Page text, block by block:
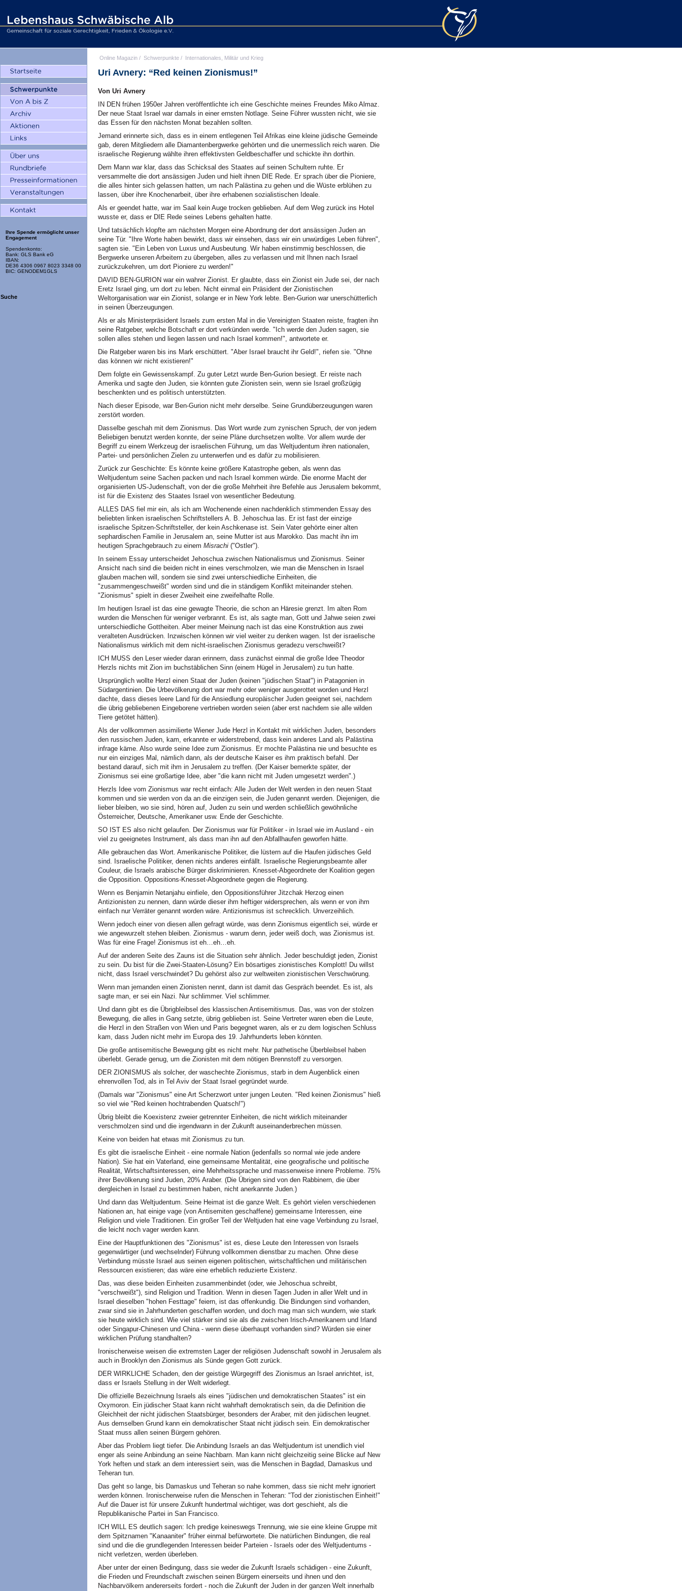
Ihre Spende ermöglicht unser
Engagement
Spendenkonto:
Bank: GLS Bank eG
IBAN:
DE36 4306 0967 8023 3348 00
BIC: GENODEM1GLS
Suche
Online Magazin / Schwerpunkte / Internationales, Militär und Krieg
Uri Avnery: “Red keinen Zionismus!”
Von Uri Avnery
IN DEN frühen 1950er Jahren veröffentlichte ich eine Geschichte meines Freundes Miko Almaz.
Der neue Staat Israel war damals in einer ernsten Notlage. Seine Führer wussten nicht, wie sie
das Essen für den nächsten Monat bezahlen sollten.
Jemand erinnerte sich, dass es in einem entlegenen Teil Afrikas eine kleine jüdische Gemeinde
gab, deren Mitgliedern alle Diamantenbergwerke gehörten und die unermesslich reich waren. Die
israelische Regierung wählte ihren effektivsten Geldbeschaffer und schickte ihn dorthin.
Dem Mann war klar, dass das Schicksal des Staates auf seinen Schultern ruhte. Er
versammelte die dort ansässigen Juden und hielt ihnen DIE Rede. Er sprach über die Pioniere,
die alles hinter sich gelassen hatten, um nach Palästina zu gehen und die Wüste erblühen zu
lassen, über ihre Knochenarbeit, über ihre erhabenen sozialistischen Ideale.
Als er geendet hatte, war im Saal kein Auge trocken geblieben. Auf dem Weg zurück ins Hotel
wusste er, dass er DIE Rede seines Lebens gehalten hatte.
Und tatsächlich klopfte am nächsten Morgen eine Abordnung der dort ansässigen Juden an
seine Tür. "Ihre Worte haben bewirkt, dass wir einsehen, dass wir ein unwürdiges Leben führen",
sagten sie. "Ein Leben von Luxus und Ausbeutung. Wir haben einstimmig beschlossen, die
Bergwerke unseren Arbeitern zu übergeben, alles zu verlassen und mit Ihnen nach Israel
zurückzukehren, um dort Pioniere zu werden!"
DAVID BEN-GURION war ein wahrer Zionist. Er glaubte, dass ein Zionist ein Jude sei, der nach
Eretz Israel ging, um dort zu leben. Nicht einmal ein Präsident der Zionistischen
Weltorganisation war ein Zionist, solange er in New York lebte. Ben-Gurion war unerschütterlich
in seinen Überzeugungen.
Als er als Ministerpräsident Israels zum ersten Mal in die Vereinigten Staaten reiste, fragten ihn
seine Ratgeber, welche Botschaft er dort verkünden werde. "Ich werde den Juden sagen, sie
sollen alles stehen und liegen lassen und nach Israel kommen!", antwortete er.
Die Ratgeber waren bis ins Mark erschüttert. "Aber Israel braucht ihr Geld!", riefen sie. "Ohne
das können wir nicht existieren!"
Dem folgte ein Gewissenskampf. Zu guter Letzt wurde Ben-Gurion besiegt. Er reiste nach
Amerika und sagte den Juden, sie könnten gute Zionisten sein, wenn sie Israel großzügig
beschenkten und es politisch unterstützten.
Nach dieser Episode, war Ben-Gurion nicht mehr derselbe. Seine Grundüberzeugungen waren
zerstört worden.
Dasselbe geschah mit dem Zionismus. Das Wort wurde zum zynischen Spruch, der von jedem
Beliebigen benutzt werden konnte, der seine Pläne durchsetzen wollte. Vor allem wurde der
Begriff zu einem Werkzeug der israelischen Führung, um das Weltjudentum ihren nationalen,
Partei- und persönlichen Zielen zu unterwerfen und es dafür zu mobilisieren.
Zurück zur Geschichte: Es könnte keine größere Katastrophe geben, als wenn das
Weltjudentum seine Sachen packen und nach Israel kommen würde. Die enorme Macht der
organisierten US-Judenschaft, von der die große Mehrheit ihre Befehle aus Jerusalem bekommt,
ist für die Existenz des Staates Israel von wesentlicher Bedeutung.
ALLES DAS fiel mir ein, als ich am Wochenende einen nachdenklich stimmenden Essay des
beliebten linken israelischen Schriftstellers A. B. Jehoschua las. Er ist fast der einzige
israelische Spitzen-Schriftsteller, der kein Aschkenase ist. Sein Vater gehörte einer alten
sephardischen Familie in Jerusalem an, seine Mutter ist aus Marokko. Das macht ihn im
heutigen Sprachgebrauch zu einem Misrachi ("Ostler").
In seinem Essay unterscheidet Jehoschua zwischen Nationalismus und Zionismus. Seiner
Ansicht nach sind die beiden nicht in eines verschmolzen, wie man die Menschen in Israel
glauben machen will, sondern sie sind zwei unterschiedliche Einheiten, die
"zusammengeschweißt" worden sind und die in ständigem Konflikt miteinander stehen.
"Zionismus" spielt in dieser Zweiheit eine zweifelhafte Rolle.
Im heutigen Israel ist das eine gewagte Theorie, die schon an Häresie grenzt. Im alten Rom
wurden die Menschen für weniger verbrannt. Es ist, als sagte man, Gott und Jahwe seien zwei
unterschiedliche Gottheiten. Aber meiner Meinung nach ist das eine Konstruktion aus zwei
veralteten Ausdrücken. Inzwischen können wir viel weiter zu denken wagen. Ist der israelische
Nationalismus wirklich mit dem nicht-israelischen Zionismus geradezu verschweißt?
ICH MUSS den Leser wieder daran erinnern, dass zunächst einmal die große Idee Theodor
Herzls nichts mit Zion im buchstäblichen Sinn (einem Hügel in Jerusalem) zu tun hatte.
Ursprünglich wollte Herzl einen Staat der Juden (keinen "jüdischen Staat") in Patagonien in
Südargentinien. Die Urbevölkerung dort war mehr oder weniger ausgerottet worden und Herzl
dachte, dass dieses leere Land für die Ansiedlung europäischer Juden geeignet sei, nachdem
die übrig gebliebenen Eingeborene vertrieben worden seien (aber erst nachdem sie alle wilden
Tiere getötet hätten).
Als der vollkommen assimilierte Wiener Jude Herzl in Kontakt mit wirklichen Juden, besonders
den russischen Juden, kam, erkannte er widerstrebend, dass kein anderes Land als Palästina
infrage käme. Also wurde seine Idee zum Zionismus. Er mochte Palästina nie und besuchte es
nur ein einziges Mal, nämlich dann, als der deutsche Kaiser es ihm praktisch befahl. Der
bestand darauf, sich mit ihm in Jerusalem zu treffen. (Der Kaiser bemerkte später, der
Zionismus sei eine großartige Idee, aber "die kann nicht mit Juden umgesetzt werden".)
Herzls Idee vom Zionismus war recht einfach: Alle Juden der Welt werden in den neuen Staat
kommen und sie werden von da an die einzigen sein, die Juden genannt werden. Diejenigen, die
lieber bleiben, wo sie sind, hören auf, Juden zu sein und werden schließlich gewöhnliche
Österreicher, Deutsche, Amerikaner usw. Ende der Geschichte.
SO IST ES also nicht gelaufen. Der Zionismus war für Politiker - in Israel wie im Ausland - ein
viel zu geeignetes Instrument, als dass man ihn auf den Abfallhaufen geworfen hätte.
Alle gebrauchen das Wort. Amerikanische Politiker, die lüstern auf die Haufen jüdisches Geld
sind. Israelische Politiker, denen nichts anderes einfällt. Israelische Regierungsbeamte aller
Couleur, die Israels arabische Bürger diskriminieren. Knesset-Abgeordnete der Koalition gegen
die Opposition. Oppositions-Knesset-Abgeordnete gegen die Regierung.
Wenn es Benjamin Netanjahu einfiele, den Oppositionsführer Jitzchak Herzog einen
Antizionisten zu nennen, dann würde dieser ihm heftiger widersprechen, als wenn er von ihm
einfach nur Verräter genannt worden wäre. Antizionismus ist schrecklich. Unverzeihlich.
Wenn jedoch einer von diesen allen gefragt würde, was denn Zionismus eigentlich sei, würde er
wie angewurzelt stehen bleiben. Zionismus - warum denn, jeder weiß doch, was Zionismus ist.
Was für eine Frage! Zionismus ist eh…eh…eh.
Auf der anderen Seite des Zauns ist die Situation sehr ähnlich. Jeder beschuldigt jeden, Zionist
zu sein. Du bist für die Zwei-Staaten-Lösung? Ein bösartiges zionistisches Komplott! Du willst
nicht, dass Israel verschwindet? Du gehörst also zur weltweiten zionistischen Verschwörung.
Wenn man jemanden einen Zionisten nennt, dann ist damit das Gespräch beendet. Es ist, als
sagte man, er sei ein Nazi. Nur schlimmer. Viel schlimmer.
Und dann gibt es die Übrigbleibsel des klassischen Antisemitismus. Das, was von der stolzen
Bewegung, die alles in Gang setzte, übrig geblieben ist. Seine Vertreter waren eben die Leute,
die Herzl in den Straßen von Wien und Paris begegnet waren, als er zu dem logischen Schluss
kam, dass Juden nicht mehr im Europa des 19. Jahrhunderts leben könnten.
Die große antisemitische Bewegung gibt es nicht mehr. Nur pathetische Überbleibsel haben
überlebt. Gerade genug, um die Zionisten mit dem nötigen Brennstoff zu versorgen.
DER ZIONISMUS als solcher, der waschechte Zionismus, starb in dem Augenblick einen
ehrenvollen Tod, als in Tel Aviv der Staat Israel gegründet wurde.
(Damals war "Zionismus" eine Art Scherzwort unter jungen Leuten. "Red keinen Zionismus" hieß
so viel wie "Red keinen hochtrabenden Quatsch!")
Übrig bleibt die Koexistenz zweier getrennter Einheiten, die nicht wirklich miteinander
verschmolzen sind und die irgendwann in der Zukunft auseinanderbrechen müssen.
Keine von beiden hat etwas mit Zionismus zu tun.
Es gibt die israelische Einheit - eine normale Nation (jedenfalls so normal wie jede andere
Nation). Sie hat ein Vaterland, eine gemeinsame Mentalität, eine geografische und politische
Realität, Wirtschaftsinteressen, eine Mehrheitssprache und massenweise innere Probleme. 75%
ihrer Bevölkerung sind Juden, 20% Araber. (Die Übrigen sind von den Rabbinern, die über
dergleichen in Israel zu bestimmen haben, nicht anerkannte Juden.)
Und dann das Weltjudentum. Seine Heimat ist die ganze Welt. Es gehört vielen verschiedenen
Nationen an, hat einige vage (von Antisemiten geschaffene) gemeinsame Interessen, eine
Religion und viele Traditionen. Ein großer Teil der Weltjuden hat eine vage Verbindung zu Israel,
die leicht noch vager werden kann.
Eine der Hauptfunktionen des "Zionismus" ist es, diese Leute den Interessen von Israels
gegenwärtiger (und wechselnder) Führung vollkommen dienstbar zu machen. Ohne diese
Verbindung müsste Israel aus seinen eigenen politischen, wirtschaftlichen und militärischen
Ressourcen existieren; das wäre eine erheblich reduzierte Existenz.
Das, was diese beiden Einheiten zusammenbindet (oder, wie Jehoschua schreibt,
"verschweißt"), sind Religion und Tradition. Wenn in diesen Tagen Juden in aller Welt und in
Israel dieselben "hohen Festtage" feiern, ist das offenkundig. Die Bindungen sind vorhanden,
zwar sind sie in Jahrhunderten geschaffen worden, und doch mag man sich wundern, wie stark
sie heute wirklich sind. Wie viel stärker sind sie als die zwischen Irisch-Amerikanern und Irland
oder Singapur-Chinesen und China - wenn diese überhaupt vorhanden sind? Würden sie einer
wirklichen Prüfung standhalten?
Ironischerweise weisen die extremsten Lager der religiösen Judenschaft sowohl in Jerusalem als
auch in Brooklyn den Zionismus als Sünde gegen Gott zurück.
DER WIRKLICHE Schaden, den der geistige Würgegriff des Zionismus an Israel anrichtet, ist,
dass er Israels Stellung in der Welt widerlegt.
Die offizielle Bezeichnung Israels als eines "jüdischen und demokratischen Staates" ist ein
Oxymoron. Ein jüdischer Staat kann nicht wahrhaft demokratisch sein, da die Definition die
Gleichheit der nicht jüdischen Staatsbürger, besonders der Araber, mit den jüdischen leugnet.
Aus demselben Grund kann ein demokratischer Staat nicht jüdisch sein. Ein demokratischer
Staat muss allen seinen Bürgern gehören.
Aber das Problem liegt tiefer. Die Anbindung Israels an das Weltjudentum ist unendlich viel
enger als seine Anbindung an seine Nachbarn. Man kann nicht gleichzeitig seine Blicke auf New
York heften und stark an dem interessiert sein, was die Menschen in Bagdad, Damaskus und
Teheran tun.
Das geht so lange, bis Damaskus und Teheran so nahe kommen, dass sie nicht mehr ignoriert
werden können. Ironischerweise rufen die Menschen in Teheran: "Tod der zionistischen Einheit!"
Auf die Dauer ist für unsere Zukunft hundertmal wichtiger, was dort geschieht, als die
Republikanische Partei in San Francisco.
ICH WILL ES deutlich sagen: Ich predige keineswegs Trennung, wie sie eine kleine Gruppe mit
dem Spitznamen "Kanaaniter" früher einmal befürwortete. Die natürlichen Bindungen, die real
sind und die die grundlegenden Interessen beider Parteien - Israels oder des Weltjudentums -
nicht verletzen, werden überleben.
Aber unter der einen Bedingung, dass sie weder die Zukunft Israels schädigen - eine Zukunft,
die Frieden und Freundschaft zwischen seinen Bürgern einerseits und ihnen und den
Nachbarvölkern andererseits fordert - noch die Zukunft der Juden in der ganzen Welt innerhalb